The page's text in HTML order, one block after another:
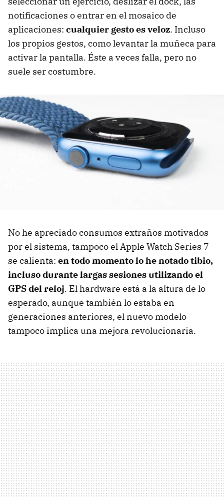
notificaciones o entrar en el mosaico de
aplicaciones: cualquier gesto es veloz. Incluso
los propios gestos, como levantar la muñeca para
activar la pantalla. Éste a veces falla, pero no
suele ser costumbre.
No he apreciado consumos extraños motivados
por el sistema, tampoco el Apple Watch Series 7
se calienta: en todo momento lo he notado tibio,
incluso durante largas sesiones utilizando el
GPS del reloj. El hardware está a la altura de lo
esperado, aunque también lo estaba en
generaciones anteriores, el nuevo modelo
tampoco implica una mejora revolucionaria.